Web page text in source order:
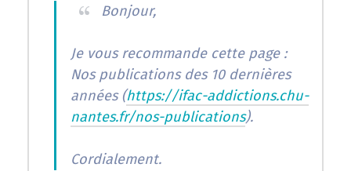
Bonjour,
Je vous recommande cette page :
Nos publications des 10 dernières
années (https://ifac-addictions.chu-
nantes.fr/nos-publications).
Cordialement.